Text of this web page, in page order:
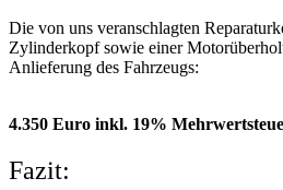
Die von uns veranschlagten
Zylinderkopf sowie einer
Anlieferung des Fahrzeugs:
4.350 Euro inkl. 19%
Fazit: